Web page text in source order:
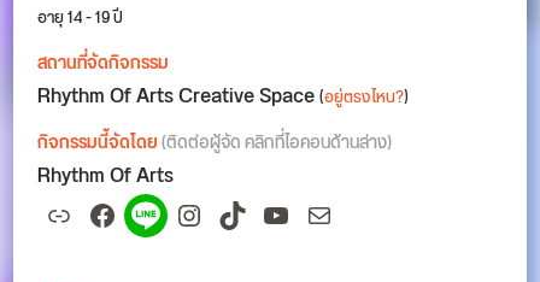
อายุ 14 - 19 ปี
สถานที่จัดกิจกรรม
Rhythm Of Arts Creative Space(อยู่ตรงไหน?)
กิจกรรมนี้จัดโดย(ติดต่อผู้จัด คลิกที่ไอคอนด้านล่าง)
Rhythm Of Arts
LinkFacebook
SpotifyInstagram
TikTokYouTube
Mail